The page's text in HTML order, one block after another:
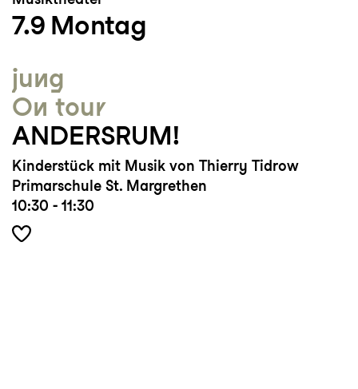
Music Biennale Zagreb.
Für Kinder und Jugendliche schrieb er die
Opern
Oper am Rhein 2018),
Dortmund 2020
Dortmund 2020).
https://www.thierrytidrow.com
7.9 Montag
jung
On tour
ANDERSRUM!
Kinderstück mit Musik von Thierry Tidrow
Primarschule St. Margrethen
10:30 - 11:30